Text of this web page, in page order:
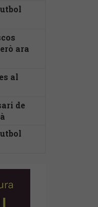
ara
al
de